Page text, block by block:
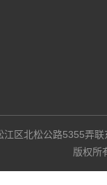
江区北松公路5355
版权所